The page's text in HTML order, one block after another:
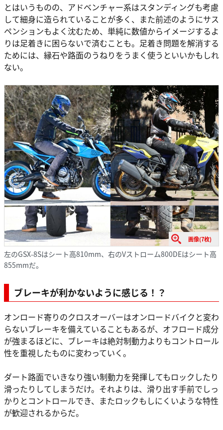
とはいうものの、アドベンチャー系はスタンディングも考慮
して細身に造られていることが多く、また前述のようにサス
ペンションもよく沈むため、単純に数値からイメージするよ
りは足着きに困らないで済むことも。足着き問題を解消する
ためには、縁石や路面のうねりをうまく使うといいかもしれ
ない。
画像(7枚)
左のGSX-8Sはシート高810mm、右のVストローム800DEはシート高
855mmだ。
ブレーキが利かないように感じる！？
オンロード寄りのクロスオーバーはオンロードバイクと変わ
らないブレーキを備えていることもあるが、オフロード成分
が強まるほどに、ブレーキは絶対制動力よりもコントロール
性を重視したものに変わっていく。
ダート路面でいきなり強い制動力を発揮してもロックしたり
滑ったりしてしまうだけ。それよりは、滑り出す手前でしっ
かりとコントロールでき、またロックもしにくいような特性
が歓迎されるからだ。